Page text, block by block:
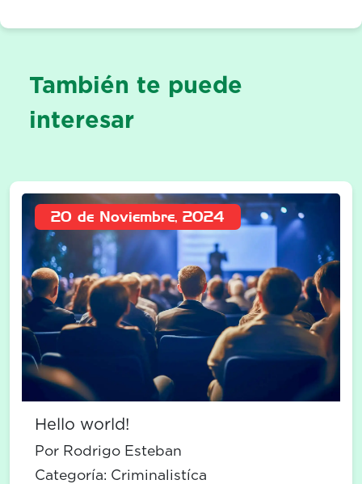
También te puede
interesar
20 de Noviembre, 2024
Hello world!
Por Rodrigo Esteban
Categoría: Criminalistíca